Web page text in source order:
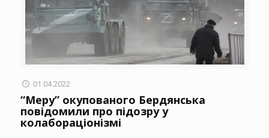
01.04.2022
“Меру” окупованого Бердянська
повідомили про підозру у
колабораціонізмі